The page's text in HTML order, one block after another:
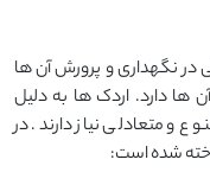
در نگهداری و پرورش آن ‌ها
‌ها دارد. اردک‌ ها به دلیل
و متعادلی نیاز دارند. در
شده است: